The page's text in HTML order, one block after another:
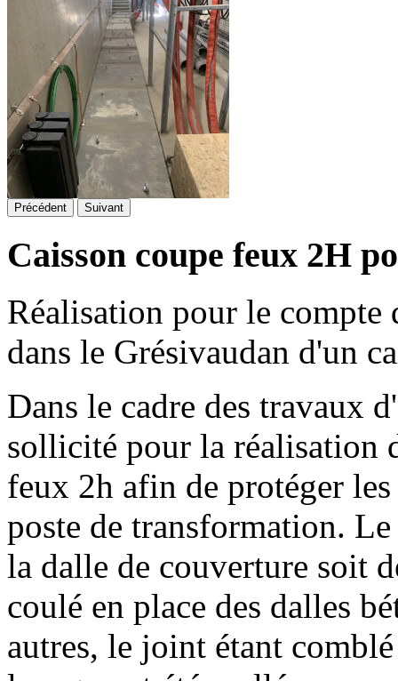
Précédent Suivant
Caisson coupe feux 2H
Réalisation pour le
dans le Grésivaudan d'un
Dans le cadre des travaux
sollicité pour la réalisation
feux 2h afin de protéger
poste de transformation.
la dalle de couverture soit
coulé en place des dalles
autres, le joint étant